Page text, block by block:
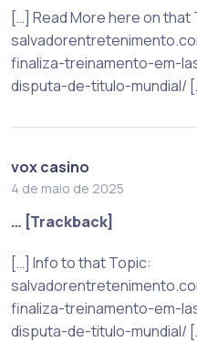
[…] Read More here on that
finaliza-treinamento-em-
disputa-de-titulo-mundial/
vox casino
4 de maio de 2025
… [Trackback]
[…] Info to that Topic:
finaliza-treinamento-em-
disputa-de-titulo-mundial/